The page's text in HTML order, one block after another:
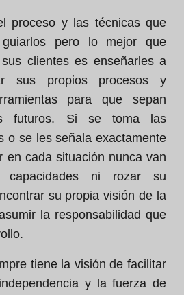
proceso y las técnicas que
pero lo mejor que
clientes es enseñarles a
sus propios procesos y
para que sepan
futuros. Si se toma las
o se les señala exactamente
en cada situación nunca van
ni rozar su
su propia visión de la
la responsabilidad que
tiene la visión de facilitar
y la fuerza de